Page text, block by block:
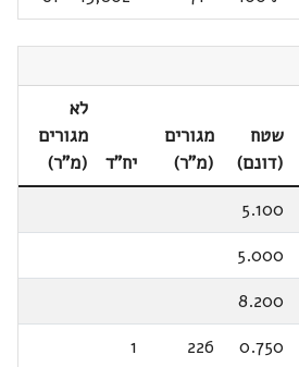
שטח
(דונם)
מגורים
(מ"ר)
יח"ד
לא
מגורים
(מ"ר)
5.100
5.000
8.200
0.750
226
1